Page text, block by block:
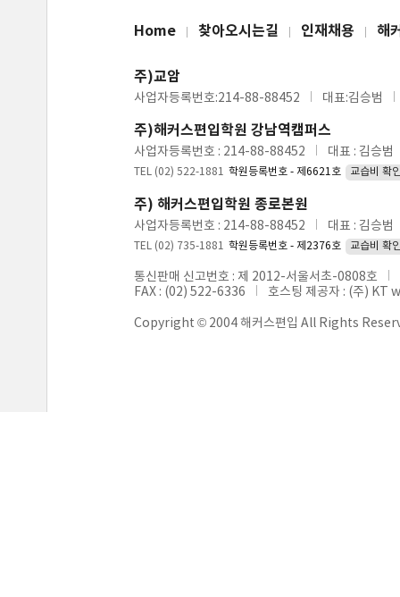
Home 찾아오시는길 인재채용 해
주)교암
사업자등록번호:214-88-88452 대표:김승범
주)해커스편입학원 강남역캠퍼스
사업자등록번호 : 214-88-88452 대표 : 김승범
TEL (02) 522-1881 학원등록번호 - 제6621호 교습비 확
주) 해커스편입학원 종로본원
사업자등록번호 : 214-88-88452 대표 : 김승범
TEL (02) 735-1881 학원등록번호 - 제2376호 교습비 확
통신판매 신고번호 : 제 2012-서울서초-0808호
FAX : (02) 522-6336
호스팅 제공자 : (주)
Copyright © 2004 해커스편입 All Rights